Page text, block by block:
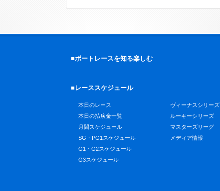
■ボートレースを知る楽しむ
■レーススケジュール
本日のレース
本日の払戻金一覧
月間スケジュール
SG・PG1スケジュール
G1・G2スケジュール
G3スケジュール
ヴィーナスシリーズ
ルーキーシリーズ
マスターズリーグ
メディア情報